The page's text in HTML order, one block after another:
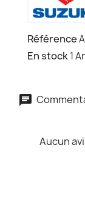
Référence
En stock1
Aucun